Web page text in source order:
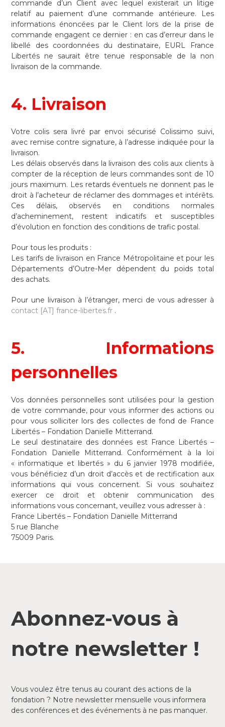
commande d’un Client avec lequel existerait un litige
relatif au paiement d’une commande antérieure. Les
informations énoncées par le Client lors de la prise de
commande engagent ce dernier : en cas d’erreur dans le
libellé des coordonnées du destinataire, EURL France
Libertés ne saurait être tenue responsable de la non
livraison de la commande.
4. Livraison
Votre colis sera livré par envoi sécurisé Colissimo suivi,
avec remise contre signature, à l’adresse indiquée pour la
livraison.
Les délais observés dans la livraison des colis aux clients à
compter de la réception de leurs commandes sont de 10
jours maximum. Les retards éventuels ne donnent pas le
droit à l’acheteur de réclamer des dommages et intérêts.
Ces délais, observés en conditions normales
d’acheminement, restent indicatifs et susceptibles
d’évolution en fonction des conditions de trafic postal.
Pour tous les produits :
Les tarifs de livraison en France Métropolitaine et pour les
Départements d’Outre-Mer dépendent du poids total
des achats.
Pour une livraison à l’étranger, merci de vous adresser à
contact [AT] france-libertes.fr .
5. Informations
personnelles
Vos données personnelles sont utilisées pour la gestion
de votre commande, pour vous informer des actions ou
pour vous solliciter lors des collectes de fond de France
Libertés – Fondation Danielle Mitterrand.
Le seul destinataire des données est France Libertés –
Fondation Danielle Mitterrand. Conformément à la loi
« informatique et libertés » du 6 janvier 1978 modifiée,
vous bénéficiez d’un droit d’accès et de rectification aux
informations qui vous concernent. Si vous souhaitez
exercer ce droit et obtenir communication des
informations vous concernant, veuillez vous adresser à :
France Libertés – Fondation Danielle Mitterrand
5 rue Blanche
75009 Paris.
Abonnez-vous à
notre newsletter !
Vous voulez être tenus au courant des actions de la
fondation ? Notre newsletter mensuelle vous informera
des conférences et des événements à ne pas manquer.